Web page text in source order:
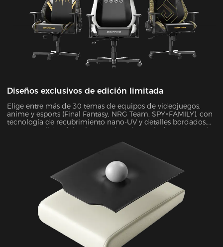
Diseños exclusivos de edición limitada
Elige entre más de 30 temas de equipos de videojuegos,
anime y esports (Final Fantasy, NRG Team, SPY×FAMILY), con
tecnología de recubrimiento nano-UV y detalles bordados.
Con una solidez del color superior a los estándares de Grado